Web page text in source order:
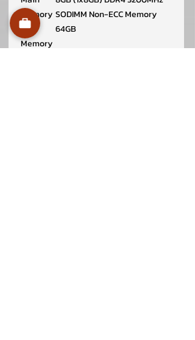
Memory SODIMM Non-ECC Memory
Max
Memory
64GB